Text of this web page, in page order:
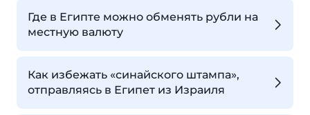
Где в Египте можно обменять рубли на
местную валюту
Как избежать «синайского штампа»,
отправляясь в Египет из Израиля